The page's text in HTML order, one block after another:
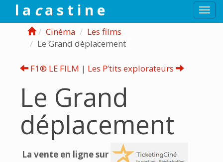
l a ca s t i n e
Cinéma
Les films
Le Grand déplacement
F1® LE FILM | Les P’tits explorateurs
Le Grand
déplacement
La vente en ligne sur